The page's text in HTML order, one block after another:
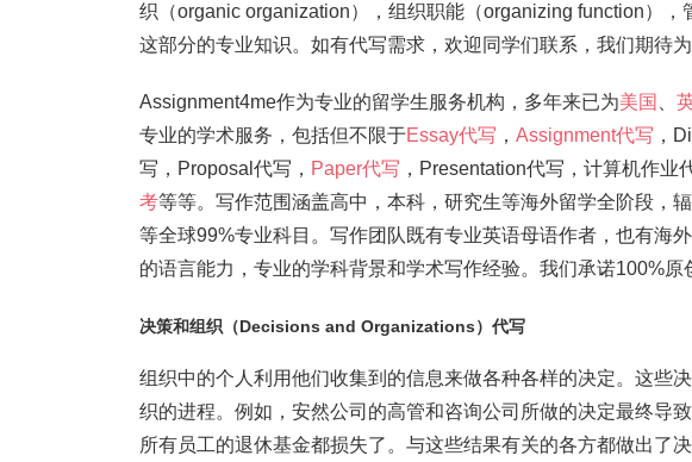
织（organic organization），组织职能（organizing function）
这部分的专业知识。如有代写需求，欢迎同学们联系，我们期待为
Assignment4me作为专业的留学生服务机构，多年来已为美国
专业的学术服务，包括但不限于Essay代写 ， Assignment代写 ，
写，Proposal代写， Paper代写 ，Presentation代写，计算机作业
考等等。写作范围涵盖高中，本科，研究生等海外留学全阶段，
等全球99%专业科目。写作团队既有专业英语母语作者，也有海
的语言能力，专业的学科背景和学术写作经验。我们承诺100%原
决策和组织（Decisions and Organizations）代写
组织中的个人利用他们收集到的信息来做各种各样的决定。这些
织的进程。例如，安然公司的高管和咨询公司所做的决定最终导
所有员工的退休基金都损失了。与这些结果有关的各方都做出了